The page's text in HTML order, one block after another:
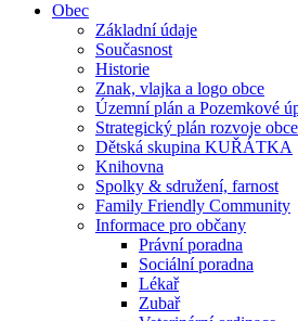
Obec
Základní údaje
Současnost
Historie
Znak, vlajka a logo obce
Územní plán a Pozemkové
Strategický plán rozvoje
Dětská skupina KUŘÁTKA
Knihovna
Spolky & sdružení, farnost
Family Friendly Community
Informace pro občany
Právní poradna
Sociální poradna
Lékař
Zubař